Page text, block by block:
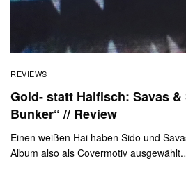
REVIEWS
Gold- statt Haifisch: Savas &
Bunker“ // Review
Einen weißen Hai haben Sido und
Album also als Covermotiv